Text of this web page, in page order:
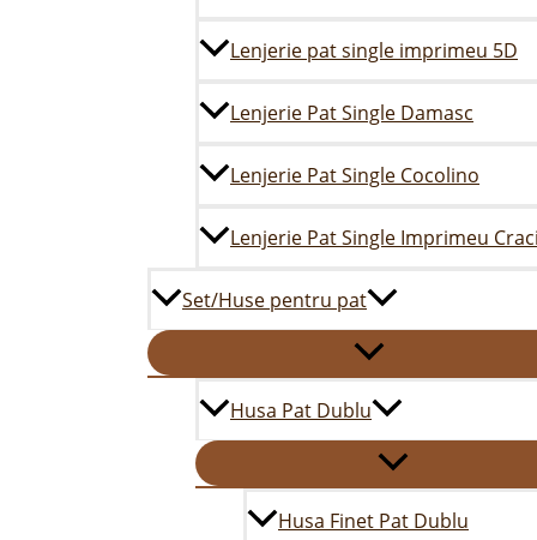
Lenjerie pat single imprimeu 5D
Lenjerie Pat Single Damasc
Lenjerie Pat Single Cocolino
Lenjerie Pat Single Imprimeu
Set/Huse pentru pat
Husa Pat Dublu
Husa Finet Pat Dublu